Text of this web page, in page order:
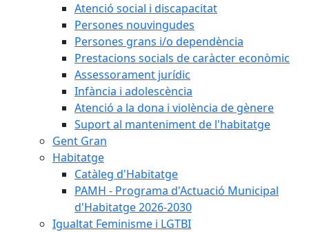
Atenció social i discapacitat
Persones nouvingudes
Persones grans i/o dependència
Prestacions socials de caràcter econòmic
Assessorament jurídic
Infància i adolescència
Atenció a la dona i violència de gènere
Suport al manteniment de l'habitatge
Gent Gran
Habitatge
Catàleg d'Habitatge
PAMH - Programa d'Actuació Municipal
d'Habitatge 2026-2030
Igualtat Feminisme i LGTBI